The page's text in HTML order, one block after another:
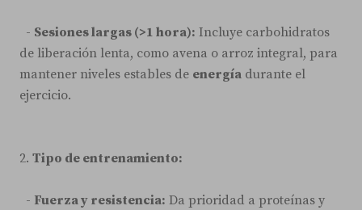
- Sesiones largas (>1 hora): Incluye carbohidratos
de liberación lenta, como avena o arroz integral, para
mantener niveles estables de energía durante el
ejercicio.
2. Tipo de entrenamiento:
- Fuerza y resistencia: Da prioridad a proteínas y